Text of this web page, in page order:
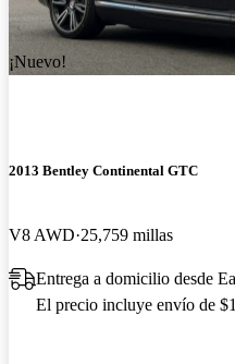
¡Nuevo!
2013 Bentley Continental GTC
V8 AWD 25,759 millas
Entrega a domicilio desde
El precio incluye envío de